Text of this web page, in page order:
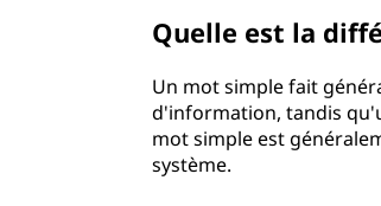
Quelle est la
Un mot simple fait
d'information, tandis
mot simple est
système.